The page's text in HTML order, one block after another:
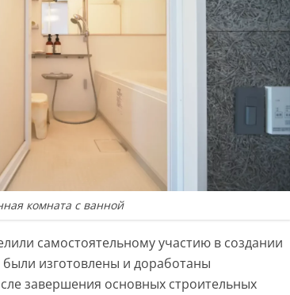
комната с ванной
самостоятельному участию в создании
изготовлены и доработаны
завершения основных строительных